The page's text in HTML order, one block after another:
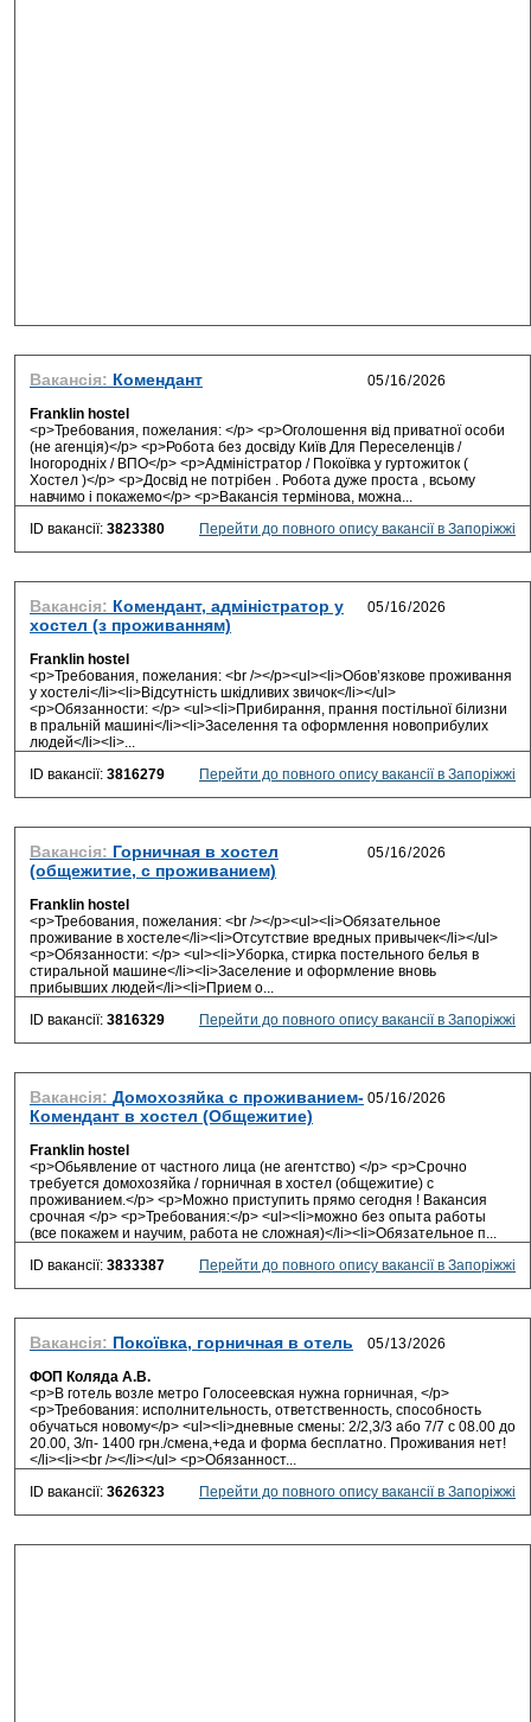
Вакансія: Комендант
Franklin hostel
<p>Требования, пожелания: </p> <p>Оголошення від приватної особи
(не агенція)</p> <p>Робота без досвіду Київ Для Переселенців /
Іногородніх / ВПО</p> <p>Адміністратор / Покоївка у гуртожиток (
Хостел )</p> <p>Досвід не потрібен . Робота дуже проста , всьому
навчимо і покажемо</p> <p>Вакансія термінова, можна...
ID вакансії: 3823380 Перейти до повного опису вакансії в Запоріжжі
Вакансія: Комендант, адміністратор у
хостел (з проживанням)
Franklin hostel
<p>Требования, пожелания: <br /></p><ul><li>Обов’язкове проживання
у хостелі</li><li>Відсутність шкідливих звичок</li></ul>
<p>Обязанности: </p> <ul><li>Прибирання, прання постільної білизни
в пральній машині</li><li>Заселення та оформлення новоприбулих
людей</li><li>...
ID вакансії: 3816279 Перейти до повного опису вакансії в Запоріжжі
Вакансія: Горничная в хостел
(общежитие, c проживанием)
Franklin hostel
<p>Требования, пожелания: <br /></p><ul><li>Обязательное
проживание в хостеле</li><li>Отсутствие вредных привычек</li></ul>
<p>Обязанности: </p> <ul><li>Уборка, стирка постельного белья в
стиральной машине</li><li>Заселение и оформление вновь
прибывших людей</li><li>Прием о...
ID вакансії: 3816329 Перейти до повного опису вакансії в Запоріжжі
Вакансія: Домохозяйка с проживанием-
Комендант в хостел (Общежитие)
Franklin hostel
<p>Обьявление от частного лица (не агентство) </p> <p>Срочно
требуется домохозяйка / горничная в хостел (общежитие) с
проживанием.</p> <p>Можно приступить прямо сегодня ! Вакансия
срочная </p> <p>Требования:</p> <ul><li>можно без опыта работы
(все покажем и научим, работа не сложная)</li><li>Обязательное п...
ID вакансії: 3833387 Перейти до повного опису вакансії в Запоріжжі
Вакансія: Покоївка, горничная в отель
ФОП Коляда А.В.
<p>В готель возле метро Голосеевская нужна горничная, </p>
<p>Требования: исполнительность, ответственность, способность
обучаться новому</p> <ul><li>дневные смены: 2/2,3/3 або 7/7 с 08.00 до
20.00, З/п- 1400 грн./смена,+еда и форма бесплатно. Проживания нет!
</li><li><br /></li></ul> <p>Обязанност...
ID вакансії: 3626323 Перейти до повного опису вакансії в Запоріжжі